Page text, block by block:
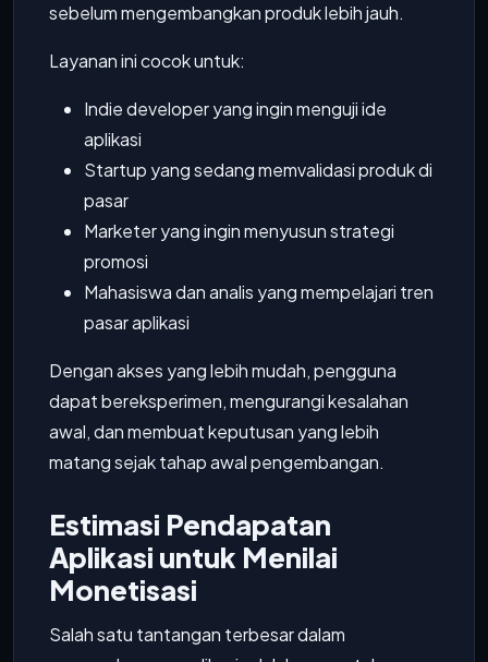
sebelum mengembangkan produk lebih jauh.
Layanan ini cocok untuk:
Indie developer yang ingin menguji ide
aplikasi
Startup yang sedang memvalidasi produk di
pasar
Marketer yang ingin menyusun strategi
promosi
Mahasiswa dan analis yang mempelajari tren
pasar aplikasi
Dengan akses yang lebih mudah, pengguna
dapat bereksperimen, mengurangi kesalahan
awal, dan membuat keputusan yang lebih
matang sejak tahap awal pengembangan.
Estimasi Pendapatan
Aplikasi untuk Menilai
Monetisasi
Salah satu tantangan terbesar dalam